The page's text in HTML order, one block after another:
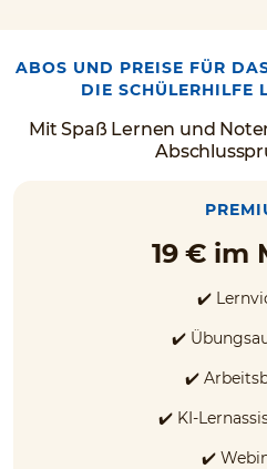
ABOS UND PREISE FÜR
DIE SCHÜLERHILFE
Mit Spaß Lernen und
19 € im
✔️
✔️
✔️
✔️ KI-
✔️